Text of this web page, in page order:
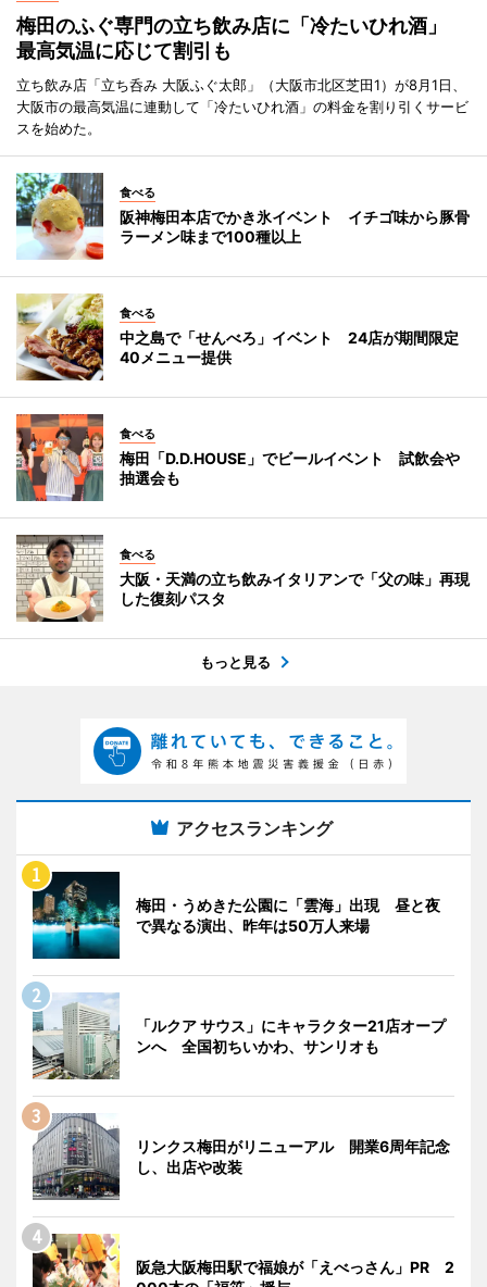
梅田のふぐ専門の立ち飲み店に「冷たいひれ酒」
最高気温に応じて割引も
立ち飲み店「立ち呑み 大阪ふぐ太郎」（大阪市北区芝田1）が8月1日、
大阪市の最高気温に連動して「冷たいひれ酒」の料金を割り引くサービ
スを始めた。
食べる
阪神梅田本店でかき氷イベント イチゴ味から豚骨
ラーメン味まで100種以上
食べる
中之島で「せんべろ」イベント 24店が期間限定
40メニュー提供
食べる
梅田「D.D.HOUSE」でビールイベント 試飲会や
抽選会も
食べる
大阪・天満の立ち飲みイタリアンで「父の味」再現
した復刻パスタ
もっと見る
アクセスランキング
梅田・うめきた公園に「雲海」出現 昼と夜
で異なる演出、昨年は50万人来場
「ルクア サウス」にキャラクター21店オープ
ンへ 全国初ちいかわ、サンリオも
リンクス梅田がリニューアル 開業6周年記念
し、出店や改装
阪急大阪梅田駅で福娘が「えべっさん」PR 2